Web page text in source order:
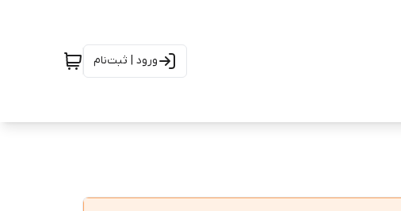
ورود | ثبت‌نام